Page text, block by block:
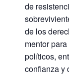
de
de los
mentor
políticos,
confianza y